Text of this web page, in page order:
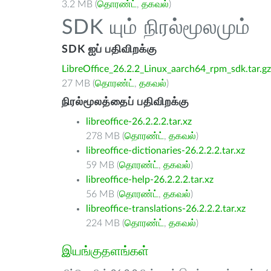
3.2 MB (தொரண்ட் , தகவல்)
SDK யும் நிரல்மூலமும்
SDK ஐப் பதிவிறக்கு
LibreOffice_26.2.2_Linux_aarch64_rpm_sdk.tar.gz
27 MB (தொரண்ட் , தகவல்)
நிரல்மூலத்தைப் பதிவிறக்கு
libreoffice-26.2.2.2.tar.xz
278 MB (தொரண்ட் , தகவல்)
libreoffice-dictionaries-26.2.2.2.tar.xz
59 MB (தொரண்ட் , தகவல்)
libreoffice-help-26.2.2.2.tar.xz
56 MB (தொரண்ட் , தகவல்)
libreoffice-translations-26.2.2.2.tar.xz
224 MB (தொரண்ட் , தகவல்)
இயங்குதளங்கள்